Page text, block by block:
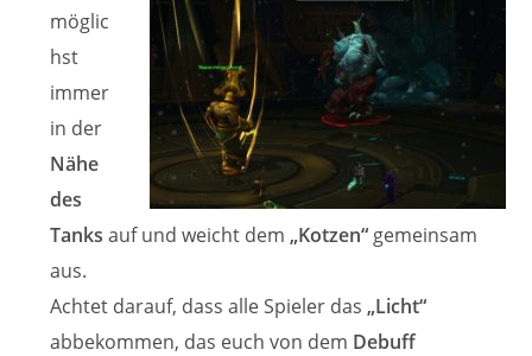
möglic
hst
immer
in der
Nähe
des
Tanks auf und weicht dem„Kotzen“ gemeinsam
aus.
Achtet darauf, dass alle Spieler das„Licht“
abbekommen, das euch von dem Debuff